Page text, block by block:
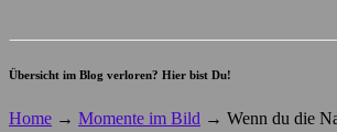
Übersicht im Blog verloren? Hier bist Du!
Home → Momente im Bild → Wenn du die